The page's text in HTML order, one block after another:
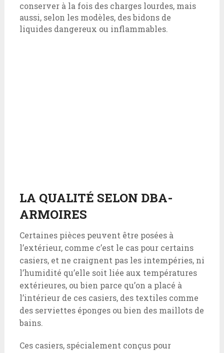
conserver à la fois des charges lourdes, mais
aussi, selon les modèles, des bidons de
liquides dangereux ou inflammables.
LA QUALITÉ SELON DBA-
ARMOIRES
Certaines pièces peuvent être posées à
l’extérieur, comme c’est le cas pour certains
casiers, et ne craignent pas les intempéries, ni
l’humidité qu’elle soit liée aux températures
extérieures, ou bien parce qu’on a placé à
l’intérieur de ces casiers, des textiles comme
des serviettes éponges ou bien des maillots de
bains.
Ces casiers, spécialement conçus pour